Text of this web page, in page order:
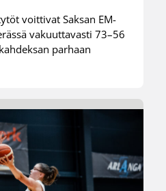
voittivat Saksan EM-
vakuuttavasti 73–56
parhaan